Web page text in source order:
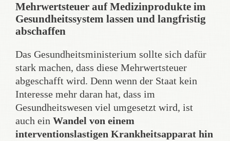
Mehrwertsteuer auf Medizinprodukte im
Gesundheitssystem lassen und langfristig
abschaffen
Das Gesundheitsministerium sollte sich dafür
stark machen, dass diese Mehrwertsteuer
abgeschafft wird. Denn wenn der Staat kein
Interesse mehr daran hat, dass im
Gesundheitswesen viel umgesetzt wird, ist
auch ein Wandel von einem
interventionslastigen Krankheitsapparat hin